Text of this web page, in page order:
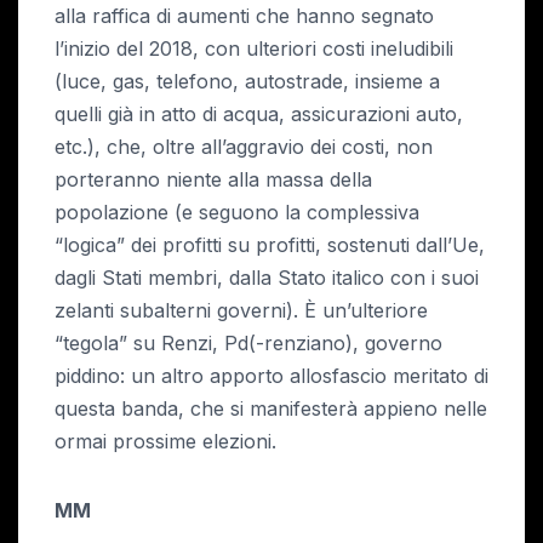
alla raffica di aumenti che hanno segnato
l’inizio del 2018, con ulteriori costi ineludibili
(luce, gas, telefono, autostrade, insieme a
quelli già in atto di acqua, assicurazioni auto,
etc.), che, oltre all’aggravio dei costi, non
porteranno niente alla massa della
popolazione (e seguono la complessiva
“logica” dei profitti su profitti, sostenuti dall’Ue,
dagli Stati membri, dalla Stato italico con i suoi
zelanti subalterni governi). È un’ulteriore
“tegola” su Renzi, Pd(-renziano), governo
piddino: un altro apporto allosfascio meritato di
questa banda, che si manifesterà appieno nelle
ormai prossime elezioni.
MM